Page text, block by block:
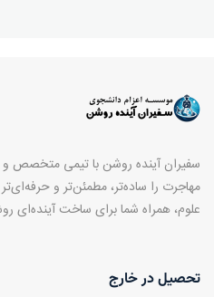
سفیران آینده روشن با تیمی متخصص
مهاجرت را ساده‌تر، مطمئن‌تر و
علوم، همراه شما برای ساخت آینده‌ای
تحصیل در خارج